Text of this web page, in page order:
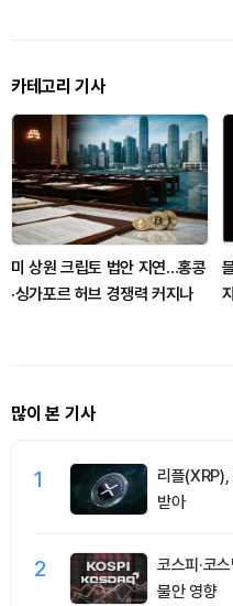
카테고리 기사
미 상원 크립토 법안 지연…홍콩
·싱가포르 허브 경쟁력 커지나
많이 본 기사
1
리플(XRP),
받아
2
코스피·코
불안 영향